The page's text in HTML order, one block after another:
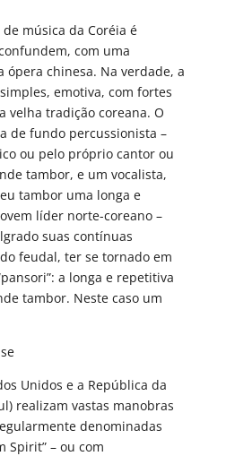
música da Coréia é
com uma
ópera chinesa. Na verdade, a
emotiva, com fortes
velha tradição coreana. O
de fundo percussionista –
ou pelo próprio cantor ou
tambor, e um vocalista,
tambor uma longa e
líder norte-coreano –
suas contínuas
feudal, ter se tornado em
a longa e repetitiva
tambor. Neste caso um
Unidos e a República da
realizam vastas manobras
denominadas
Spirit” – ou com